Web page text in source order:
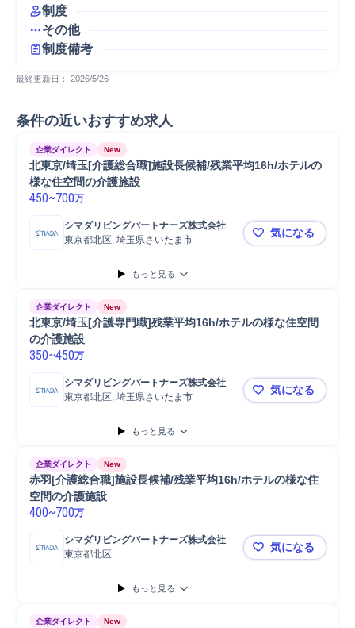
制度
その他
制度備考
最終更新日： 2026/5/26
条件の近いおすすめ求人
企業ダイレクト New
北東京/埼玉[介護総合職]施設長候補/残業平均16h/ホテルの
様な住空間の介護施設
450~700万
シマダリビングパートナーズ株式会社
東京都北区, 埼玉県さいたま市
北東京/埼玉
気になる
もっと見る
企業ダイレクト New
北東京/埼玉[介護専門職]残業平均16h/ホテルの様な住空間
の介護施設
350~450万
シマダリビングパートナーズ株式会社
東京都北区, 埼玉県さいたま市
北東京/埼玉
気になる
もっと見る
企業ダイレクト New
赤羽[介護総合職]施設長候補/残業平均16h/ホテルの様な住
空間の介護施設
400~700万
シマダリビングパートナーズ株式会社
東京都北区
赤羽[介護総
気になる
もっと見る
企業ダイレクト New